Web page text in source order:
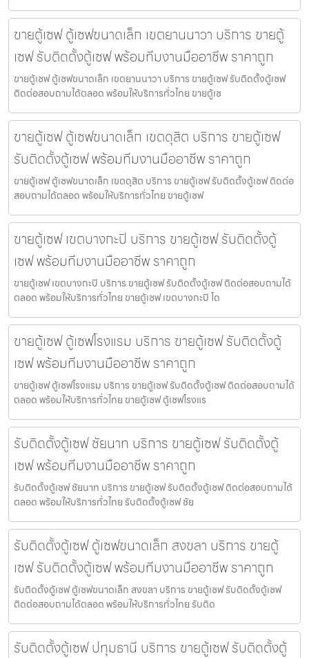
ขายตู้เซฟ ตู้เซฟขนาดเล็ก เขตยานนาวา บริการ ขายตู้
เซฟ รับติดตั้งตู้เซฟ พร้อมทีมงานมืออาชีพ ราคาถูก
ขายตู้เซฟ ตู้เซฟขนาดเล็ก เขตยานนาวา บริการ ขายตู้เซฟ รับติดตั้งตู้เซฟ
ติดต่อสอบถามได้ตลอด พร้อมให้บริการทั่วไทย ขายตู้เซ
ขายตู้เซฟ ตู้เซฟขนาดเล็ก เขตดุสิต บริการ ขายตู้เซฟ
รับติดตั้งตู้เซฟ พร้อมทีมงานมืออาชีพ ราคาถูก
ขายตู้เซฟ ตู้เซฟขนาดเล็ก เขตดุสิต บริการ ขายตู้เซฟ รับติดตั้งตู้เซฟ ติดต่อ
สอบถามได้ตลอด พร้อมให้บริการทั่วไทย ขายตู้เซฟ
ขายตู้เซฟ เขตบางกะปิ บริการ ขายตู้เซฟ รับติดตั้งตู้
เซฟ พร้อมทีมงานมืออาชีพ ราคาถูก
ขายตู้เซฟ เขตบางกะปิ บริการ ขายตู้เซฟ รับติดตั้งตู้เซฟ ติดต่อสอบถามได้
ตลอด พร้อมให้บริการทั่วไทย ขายตู้เซฟ เขตบางกะปิ โด
ขายตู้เซฟ ตู้เซฟโรงแรม บริการ ขายตู้เซฟ รับติดตั้งตู้
เซฟ พร้อมทีมงานมืออาชีพ ราคาถูก
ขายตู้เซฟ ตู้เซฟโรงแรม บริการ ขายตู้เซฟ รับติดตั้งตู้เซฟ ติดต่อสอบถามได้
ตลอด พร้อมให้บริการทั่วไทย ขายตู้เซฟ ตู้เซฟโรงแร
รับติดตั้งตู้เซฟ ชัยนาท บริการ ขายตู้เซฟ รับติดตั้งตู้
เซฟ พร้อมทีมงานมืออาชีพ ราคาถูก
รับติดตั้งตู้เซฟ ชัยนาท บริการ ขายตู้เซฟ รับติดตั้งตู้เซฟ ติดต่อสอบถามได้
ตลอด พร้อมให้บริการทั่วไทย รับติดตั้งตู้เซฟ ชัย
รับติดตั้งตู้เซฟ ตู้เซฟขนาดเล็ก สงขลา บริการ ขายตู้
เซฟ รับติดตั้งตู้เซฟ พร้อมทีมงานมืออาชีพ ราคาถูก
รับติดตั้งตู้เซฟ ตู้เซฟขนาดเล็ก สงขลา บริการ ขายตู้เซฟ รับติดตั้งตู้เซฟ
ติดต่อสอบถามได้ตลอด พร้อมให้บริการทั่วไทย รับติด
รับติดตั้งตู้เซฟ ปทุมธานี บริการ ขายตู้เซฟ รับติดตั้งตู้